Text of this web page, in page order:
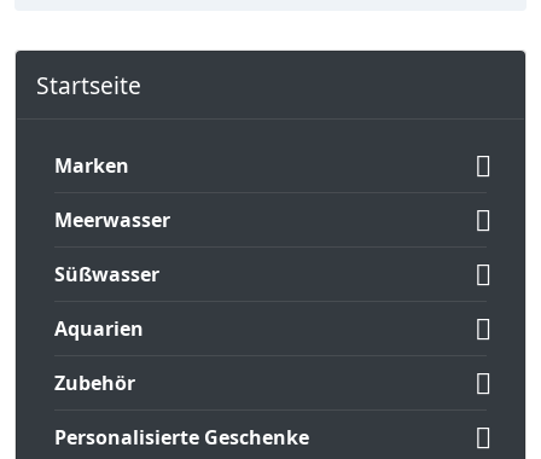
Startseite
Marken 
Meerwasser 
Süßwasser 
Aquarien 
Zubehör 
Personalisierte Geschenke 